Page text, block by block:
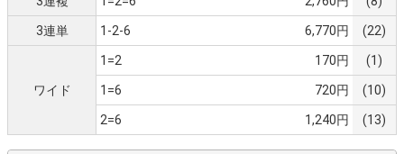
3連単 1-2-6 6,770円 (22)
ワイド
1=2 170円 (1)
1=6 720円 (10)
2=6 1,240円 (13)